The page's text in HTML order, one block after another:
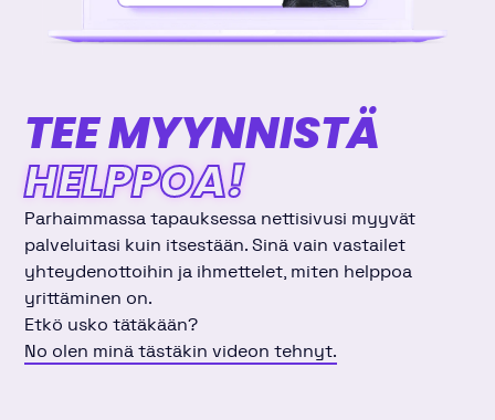
TEE MYYNNISTÄ
HELPPOA!
Parhaimmassa tapauksessa nettisivusi myyvät
palveluitasi kuin itsestään. Sinä vain vastailet
yhteydenottoihin ja ihmettelet, miten helppoa
yrittäminen on.
Etkö usko tätäkään?
No olen minä tästäkin videon tehnyt.